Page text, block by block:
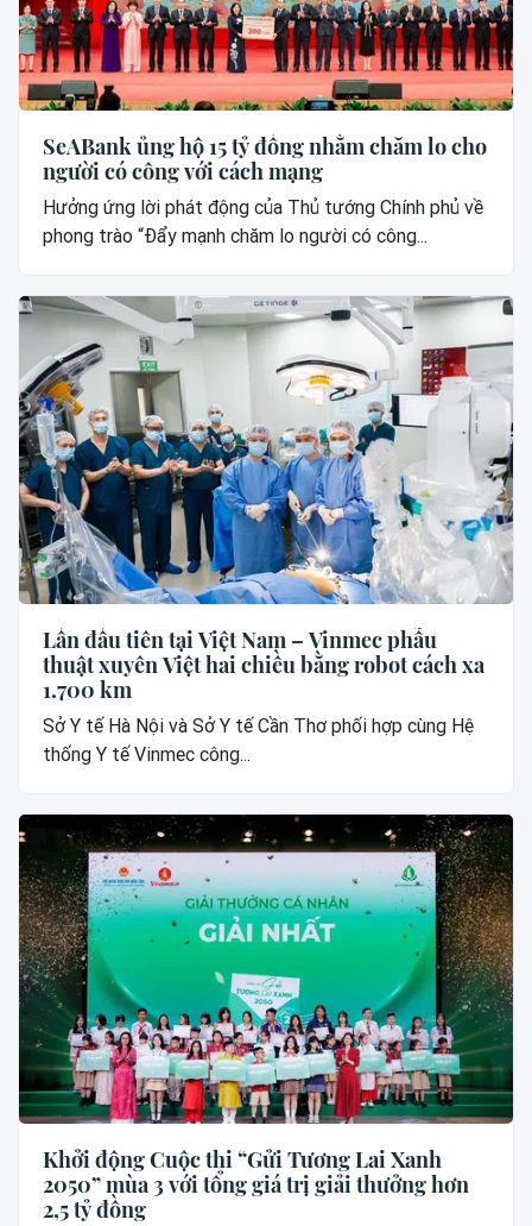
SeABank ủng hộ 15 tỷ đồng nhằm chăm lo cho
người có công với cách mạng
Hưởng ứng lời phát động của Thủ tướng Chính phủ về
phong trào “Đẩy mạnh chăm lo người có công...
Lần đầu tiên tại Việt Nam – Vinmec phẫu
thuật xuyên Việt hai chiều bằng robot cách xa
1.700 km
Sở Y tế Hà Nội và Sở Y tế Cần Thơ phối hợp cùng Hệ
thống Y tế Vinmec công...
Khởi động Cuộc thi “Gửi Tương Lai Xanh
2050” mùa 3 với tổng giá trị giải thưởng hơn
2,5 tỷ đồng